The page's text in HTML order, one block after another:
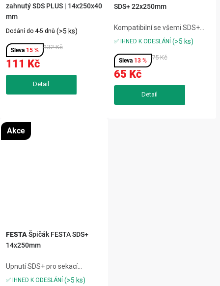
zahnutý SDS PLUS | 14x250x40
mm
Dodání do 4-5 dnů (>5 ks)
15 %
111 Kč
132 Kč
SDS+ 22x250mm
✅ IHNED K ODESLÁNÍ (>5 ks)
13 %
65 Kč
75 Kč
Kompatibilní se všemi SDS+
kladivy,šířka 22 mm pro čisté
drážky,kalená ocel, dlouhá
životnost,pro beton, cihlu i
zdivoVýkonný Sekáč drážkovač
FESTA SDS+ 22x250mm
urychlí přesné...
FESTA Špičák FESTA SDS+
14x250mm
Akce
✅ IHNED K ODESLÁNÍ (>5 ks)
Upnutí SDS+ pro sekací
kladiva,vhodný na beton, zdivo